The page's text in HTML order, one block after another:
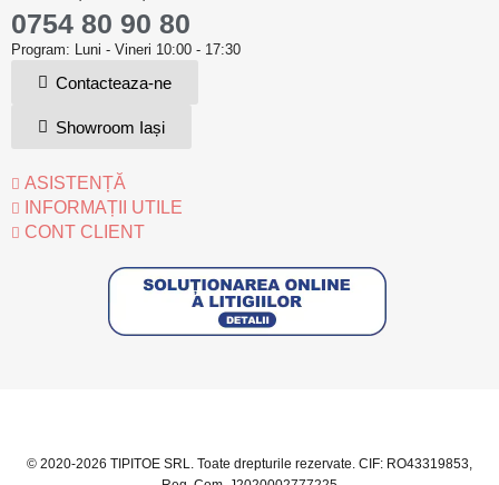
0754 80 90 80
Program: Luni - Vineri 10:00 - 17:30
Contacteaza-ne
Showroom Iași
ASISTENȚĂ
INFORMAȚII UTILE
CONT CLIENT
© 2020-2026 TIPITOE SRL. Toate drepturile rezervate. CIF: RO43319853,